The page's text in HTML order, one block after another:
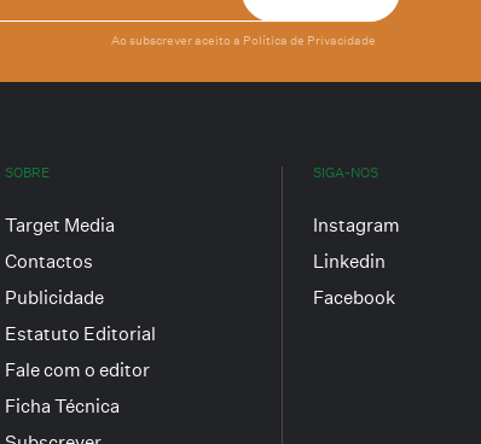
Ao subscrever aceito a Política de Privacidade
SOBRE
Target Media
Contactos
Publicidade
Estatuto Editorial
Fale com o editor
Ficha Técnica
SIGA-NOS
Instagram
Linkedin
Facebook